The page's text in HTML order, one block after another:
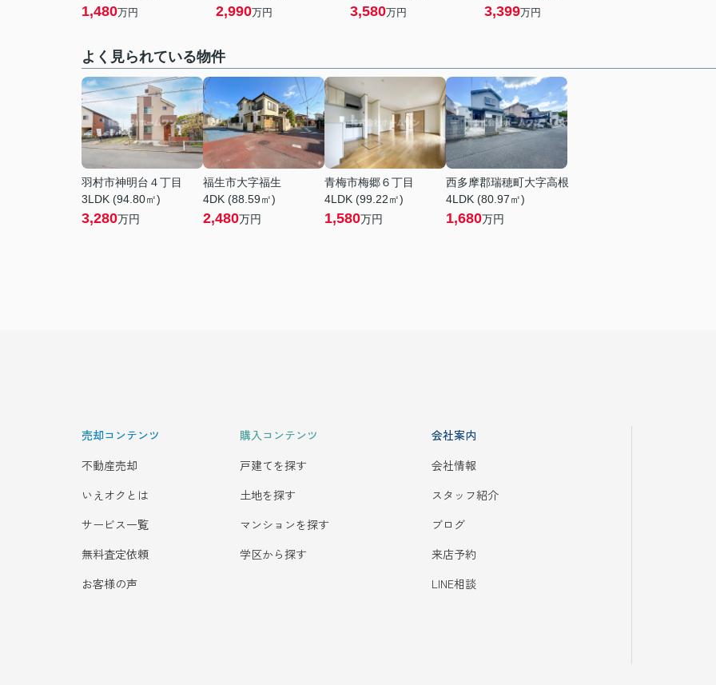
1,480万円 2,990万円 3,580万円 3,399万円
よく見られている物件
羽村市神明台４丁目
3LDK (94.80㎡)
3,280万円
福生市大字福生
4DK (88.59㎡)
2,480万円
青梅市梅郷６丁目
4LDK (99.22㎡)
1,580万円
西多摩郡瑞穂町大字高根
4LDK (80.97㎡)
1,680万円
売却コンテンツ
不動産売却
いえオクとは
サービス一覧
無料査定依頼
お客様の声
購入コンテンツ
戸建てを探す
土地を探す
マンションを探す
学区から探す
会社案内
会社情報
スタッフ紹介
ブログ
来店予約
LINE相談